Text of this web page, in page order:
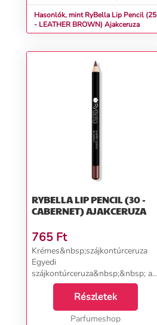
Hasonlók, mint RyBella Lip Pencil (25
- LEATHER BROWN) Ajakceruza
RYBELLA LIP PENCIL (30 -
CABERNET) AJAKCERUZA
765 Ft
Krémes&nbsp;szájkontúrceruza
Egyedi
szájkontúrceruza&nbsp;&nbsp; a
RyBella olasz márkától,
amely&nbsp;tökéletesen
hangsúlyozza és kitölti az ajkak
formáját és megakadályozza a
Részletek
Parfumeshop